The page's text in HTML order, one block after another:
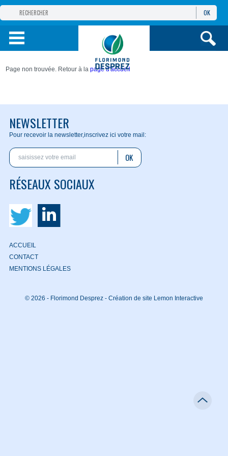
GROUPE
PRODUITS
OK
Page non trouvée. Retour à lapage d'accueil
NEWSLETTER
Pour recevoir la newsletter,inscrivez ici votre mail:
OK
RÉSEAUX SOCIAUX
ACCUEIL
CONTACT
MENTIONS LÉGALES
© 2026 - Florimond Desprez - Création de site Lemon Interactive